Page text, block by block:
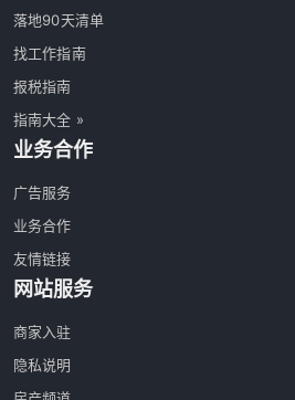
落地90天清单
找工作指南
报税指南
指南大全 »
业务合作
广告服务
业务合作
友情链接
网站服务
商家入驻
隐私说明